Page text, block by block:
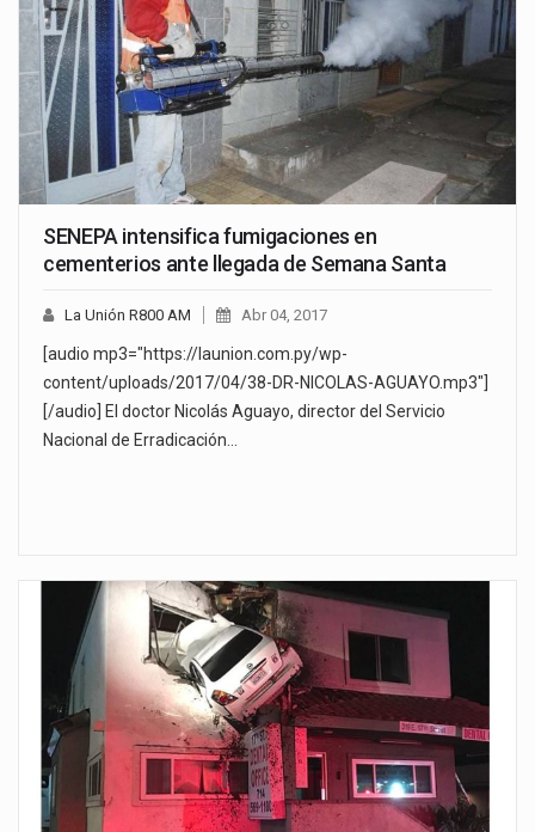
SENEPA intensifica fumigaciones en
cementerios ante llegada de Semana Santa
La Unión R800 AM Abr 04, 2017
[audio mp3="https://launion.com.py/wp-
content/uploads/2017/04/38-DR-NICOLAS-AGUAYO.mp3"]
[/audio] El doctor Nicolás Aguayo, director del Servicio
Nacional de Erradicación…